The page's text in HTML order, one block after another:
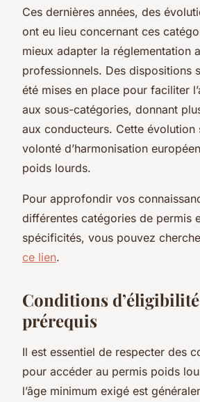
Ces dernières années, des
ont eu lieu concernant ces
mieux adapter la réglementation
professionnels. Des dispositions
été mises en place pour faciliter
aux sous-catégories, donnant
aux conducteurs. Cette évolution
volonté d’harmonisation
poids lourds.
Pour approfondir vos
différentes catégories de permis
spécificités, vous pouvez
ce lien.
Conditions
prérequis
Il est essentiel de respecter des
pour accéder au permis poids
l’âge minimum exigé est